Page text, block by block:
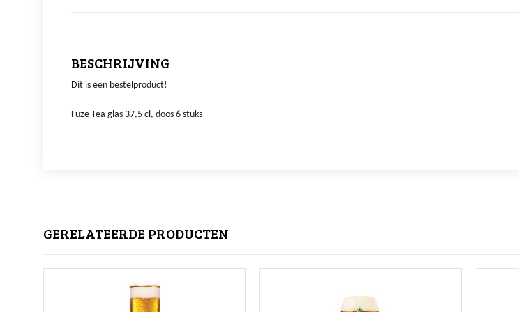
BESCHRIJVING
Dit is een bestelproduct!
Fuze Tea glas 37,5 cl, doos 6 stuks
GERELATEERDE PRODUCTEN